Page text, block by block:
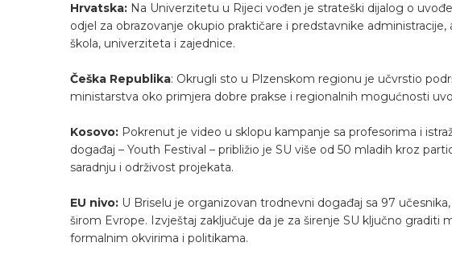
Hrvatska: Na Univerzitetu u Rijeci vođen je strateški dijalog o
odjel za obrazovanje okupio praktičare i predstavnike
škola, univerziteta i zajednice.
Češka Republika: Okrugli sto u Plzenskom regionu je učvrstio
ministarstva oko primjera dobre prakse i regionalnih mogućnosti
Kosovo: Pokrenut je video u sklopu kampanje sa profesorima i
događaj – Youth Festival – približio je SU više od 50 mladih kroz
saradnju i održivost projekata.
EU nivo: U Briselu je organizovan trodnevni događaj sa 97
širom Evrope. Izvještaj zaključuje da je za širenje SU ključno
formalnim okvirima i politikama.